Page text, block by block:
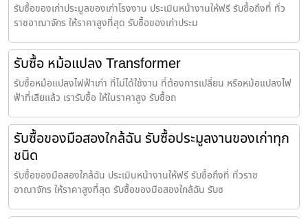
รับซื้อของเก่าประมูลของเก่าโรงงาน ประเมินหน้างานให้ฟรี รับซื้อถึงที่ ทั่ว
ราชอาณาจักร ให้ราคาสูงที่สุด รับซื้อของเก่าประม
รับซื้อ หม้อแปลง Transformer
รับซื้อหม้อแปลงไฟฟ้าเก่า ที่ไม่ได้ใช้งาน ที่ต้องการเปลี่ยน หรือหม้อแปลงไฟ
ฟ้าที่เสียแล้ว เรารับซื้อ ให้ในราคาสูง รับซื้อถ
รับซื้อของมือสองใกล้ฉัน รับซื้อประมูลงานของเก่าทุก
ชนิด
รับซื้อของมือสองใกล้ฉัน ประเมินหน้างานให้ฟรี รับซื้อถึงที่ ทั่วราช
อาณาจักร ให้ราคาสูงที่สุด รับซื้อของมือสองใกล้ฉัน รับซ